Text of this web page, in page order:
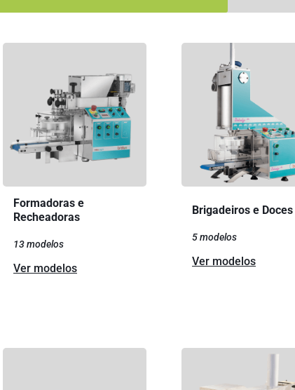
Formadoras e
Recheadoras
13 modelos
Ver modelos
Brigadeiros e Doces
5 modelos
Ver modelos